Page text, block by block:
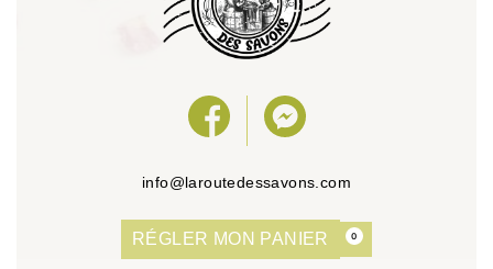
info@laroutedessavons.com
RÉGLER MON PANIER 0